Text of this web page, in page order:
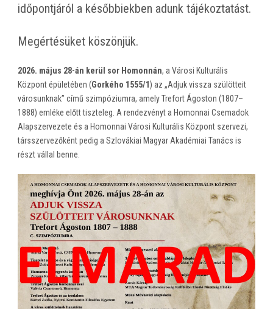
időpontjáról a későbbiekben adunk tájékoztatást.
Megértésüket köszönjük.
2026. május 28-án kerül sor Homonnán, a Városi Kulturális
Központ épületében (Gorkého 1555/1) az „Adjuk vissza szülötteit
városunknak” című szimpóziumra, amely Trefort Ágoston (1807–
1888) emléke előtt tiszteleg. A rendezvényt a Homonnai Csemadok
Alapszervezete és a Homonnai Városi Kulturális Központ szervezi,
társszervezőként pedig a Szlovákiai Magyar Akadémiai Tanács is
részt vállal benne.